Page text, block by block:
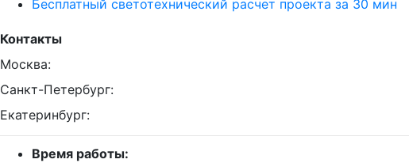
Бесплатный светотехнический расчет проекта за 30 мин
Контакты
Москва:
Санкт-Петербург:
Екатеринбург:
Время работы: